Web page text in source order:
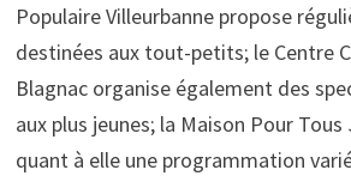
Populaire Villeurbanne propose
destinées aux tout-petits; le Centre
Blagnac organise également des
aux plus jeunes; la Maison Pour
quant à elle une programmation